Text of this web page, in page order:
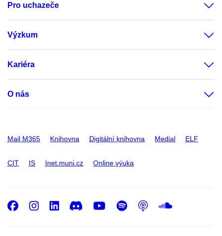
Pro uchazeče
Výzkum
Kariéra
O nás
Mail M365 Knihovna Digitální knihovna Medial ELF
CIT IS Inet.muni.cz Online výuka
Facebook
Instagram
LinkedIn
DiscordYoutube
Spotify
Podcast